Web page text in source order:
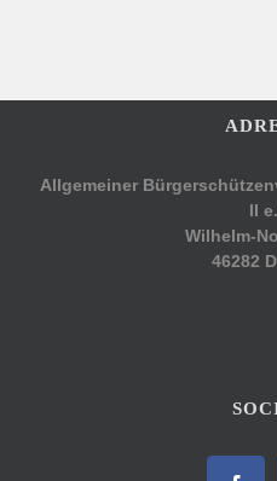
Allgemeiner
II
Wilhelm-
46282